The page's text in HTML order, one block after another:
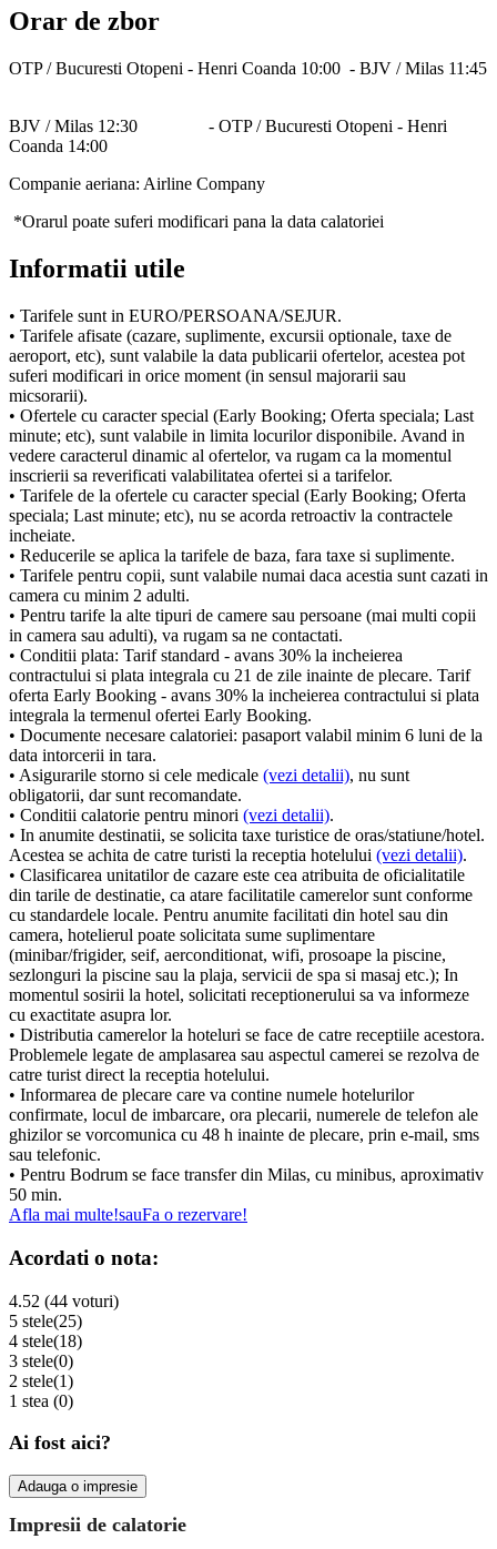
Orar de zbor
OTP / Bucuresti Otopeni - Henri Coanda 10:00 - BJV / Milas 11:45
BJV / Milas 12:30 - OTP / Bucuresti Otopeni - Henri
Coanda 14:00
Companie aeriana: Airline Company
*Orarul poate suferi modificari pana la data calatoriei
Informatii utile
• Tarifele sunt in EURO/PERSOANA/SEJUR.
• Tarifele afisate (cazare, suplimente, excursii optionale, taxe de
aeroport, etc), sunt valabile la data publicarii ofertelor, acestea pot
suferi modificari in orice moment (in sensul majorarii sau
micsorarii).
• Ofertele cu caracter special (Early Booking; Oferta speciala; Last
minute; etc), sunt valabile in limita locurilor disponibile. Avand in
vedere caracterul dinamic al ofertelor, va rugam ca la momentul
inscrierii sa reverificati valabilitatea ofertei si a tarifelor.
• Tarifele de la ofertele cu caracter special (Early Booking; Oferta
speciala; Last minute; etc), nu se acorda retroactiv la contractele
incheiate.
• Reducerile se aplica la tarifele de baza, fara taxe si suplimente.
• Tarifele pentru copii, sunt valabile numai daca acestia sunt cazati in
camera cu minim 2 adulti.
• Pentru tarife la alte tipuri de camere sau persoane (mai multi copii
in camera sau adulti), va rugam sa ne contactati.
• Conditii plata: Tarif standard - avans 30% la incheierea
contractului si plata integrala cu 21 de zile inainte de plecare. Tarif
oferta Early Booking - avans 30% la incheierea contractului si plata
integrala la termenul ofertei Early Booking.
• Documente necesare calatoriei: pasaport valabil minim 6 luni de la
data intorcerii in tara.
• Asigurarile storno si cele medicale (vezi detalii), nu sunt
obligatorii, dar sunt recomandate.
• Conditii calatorie pentru minori (vezi detalii).
• In anumite destinatii, se solicita taxe turistice de oras/statiune/hotel.
Acestea se achita de catre turisti la receptia hotelului (vezi detalii).
• Clasificarea unitatilor de cazare este cea atribuita de oficialitatile
din tarile de destinatie, ca atare facilitatile camerelor sunt conforme
cu standardele locale. Pentru anumite facilitati din hotel sau din
camera, hotelierul poate solicitata sume suplimentare
(minibar/frigider, seif, aerconditionat, wifi, prosoape la piscine,
sezlonguri la piscine sau la plaja, servicii de spa si masaj etc.); In
momentul sosirii la hotel, solicitati receptionerului sa va informeze
cu exactitate asupra lor.
• Distributia camerelor la hoteluri se face de catre receptiile acestora.
Problemele legate de amplasarea sau aspectul camerei se rezolva de
catre turist direct la receptia hotelului.
• Informarea de plecare care va contine numele hotelurilor
confirmate, locul de imbarcare, ora plecarii, numerele de telefon ale
ghizilor se vorcomunica cu 48 h inainte de plecare, prin e-mail, sms
sau telefonic.
• Pentru Bodrum se face transfer din Milas, cu minibus, aproximativ
50 min.
Afla mai multe!sauFa o rezervare!
Acordati o nota:
4.52 (44 voturi)
5 stele(25)
4 stele(18)
3 stele(0)
2 stele(1)
1 stea (0)
Ai fost aici?
Adauga o impresie
Impresii de calatorie